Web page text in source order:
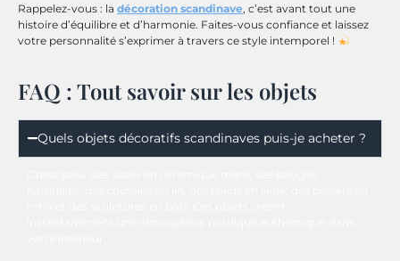
Rappelez-vous : la décoration scandinave, c’est avant tout une
histoire d’équilibre et d’harmonie. Faites-vous confiance et laissez
votre personnalité s’exprimer à travers ce style intemporel !
FAQ : Tout savoir sur les objets
Quels objets décoratifs scandinaves puis-je acheter ?